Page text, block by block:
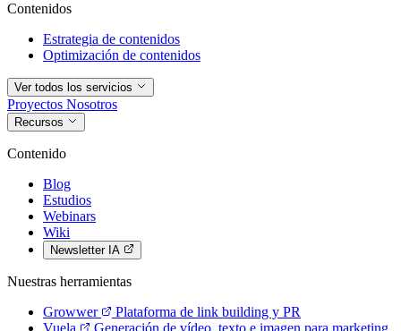
Contenidos
Estrategia de contenidos
Optimización de contenidos
Ver todos los servicios
Proyectos Nosotros
Recursos
Contenido
Blog
Estudios
Webinars
Wiki
Newsletter IA
Nuestras herramientas
Growwer
Plataforma de link building y PR
Vuela
Generación de vídeo, texto e imagen para marketing